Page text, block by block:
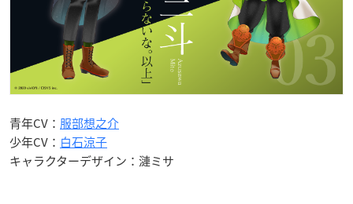
青年CV： 服部想之介
少年CV： 白石涼子
キャラクターデザイン：漣ミサ